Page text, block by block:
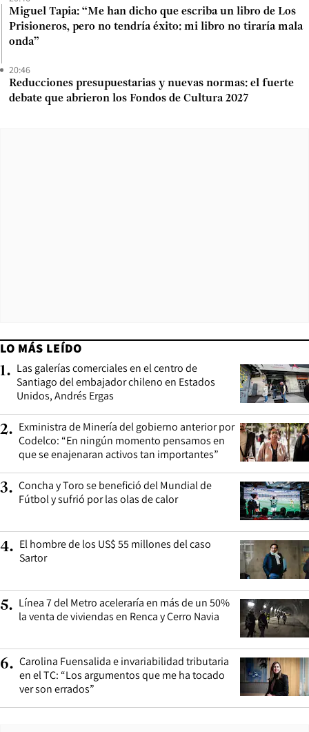
Miguel Tapia: “Me han dicho que escriba un libro de Los
Prisioneros, pero no tendría éxito: mi libro no tiraría mala
onda”
20:46
Reducciones presupuestarias y nuevas normas: el fuerte
debate que abrieron los Fondos de Cultura 2027
LO MÁS LEÍDO
1. Las galerías comerciales en el centro de
Santiago del embajador chileno en Estados
Unidos, Andrés Ergas
2. Exministra de Minería del gobierno anterior por
Codelco: “En ningún momento pensamos en
que se enajenaran activos tan importantes”
3. Concha y Toro se benefició del Mundial de
Fútbol y sufrió por las olas de calor
4. El hombre de los US$ 55 millones del caso
Sartor
5. Línea 7 del Metro aceleraría en más de un 50%
la venta de viviendas en Renca y Cerro Navia
6. Carolina Fuensalida e invariabilidad tributaria
en el TC: “Los argumentos que me ha tocado
ver son errados”